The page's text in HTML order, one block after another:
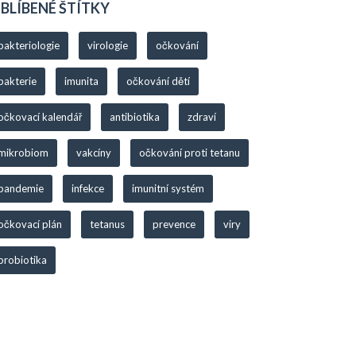
ŠTÍTKY
virologie očkování
imunita očkování dětí
kalendář antibiotika zdraví
vakcíny očkování proti tetanu
infekce imunitní systém
plán tetanus prevence viry